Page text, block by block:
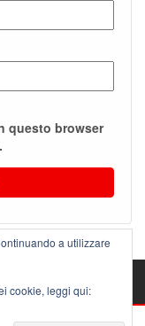
questo browser
a utilizzare
cookie, leggi qui: